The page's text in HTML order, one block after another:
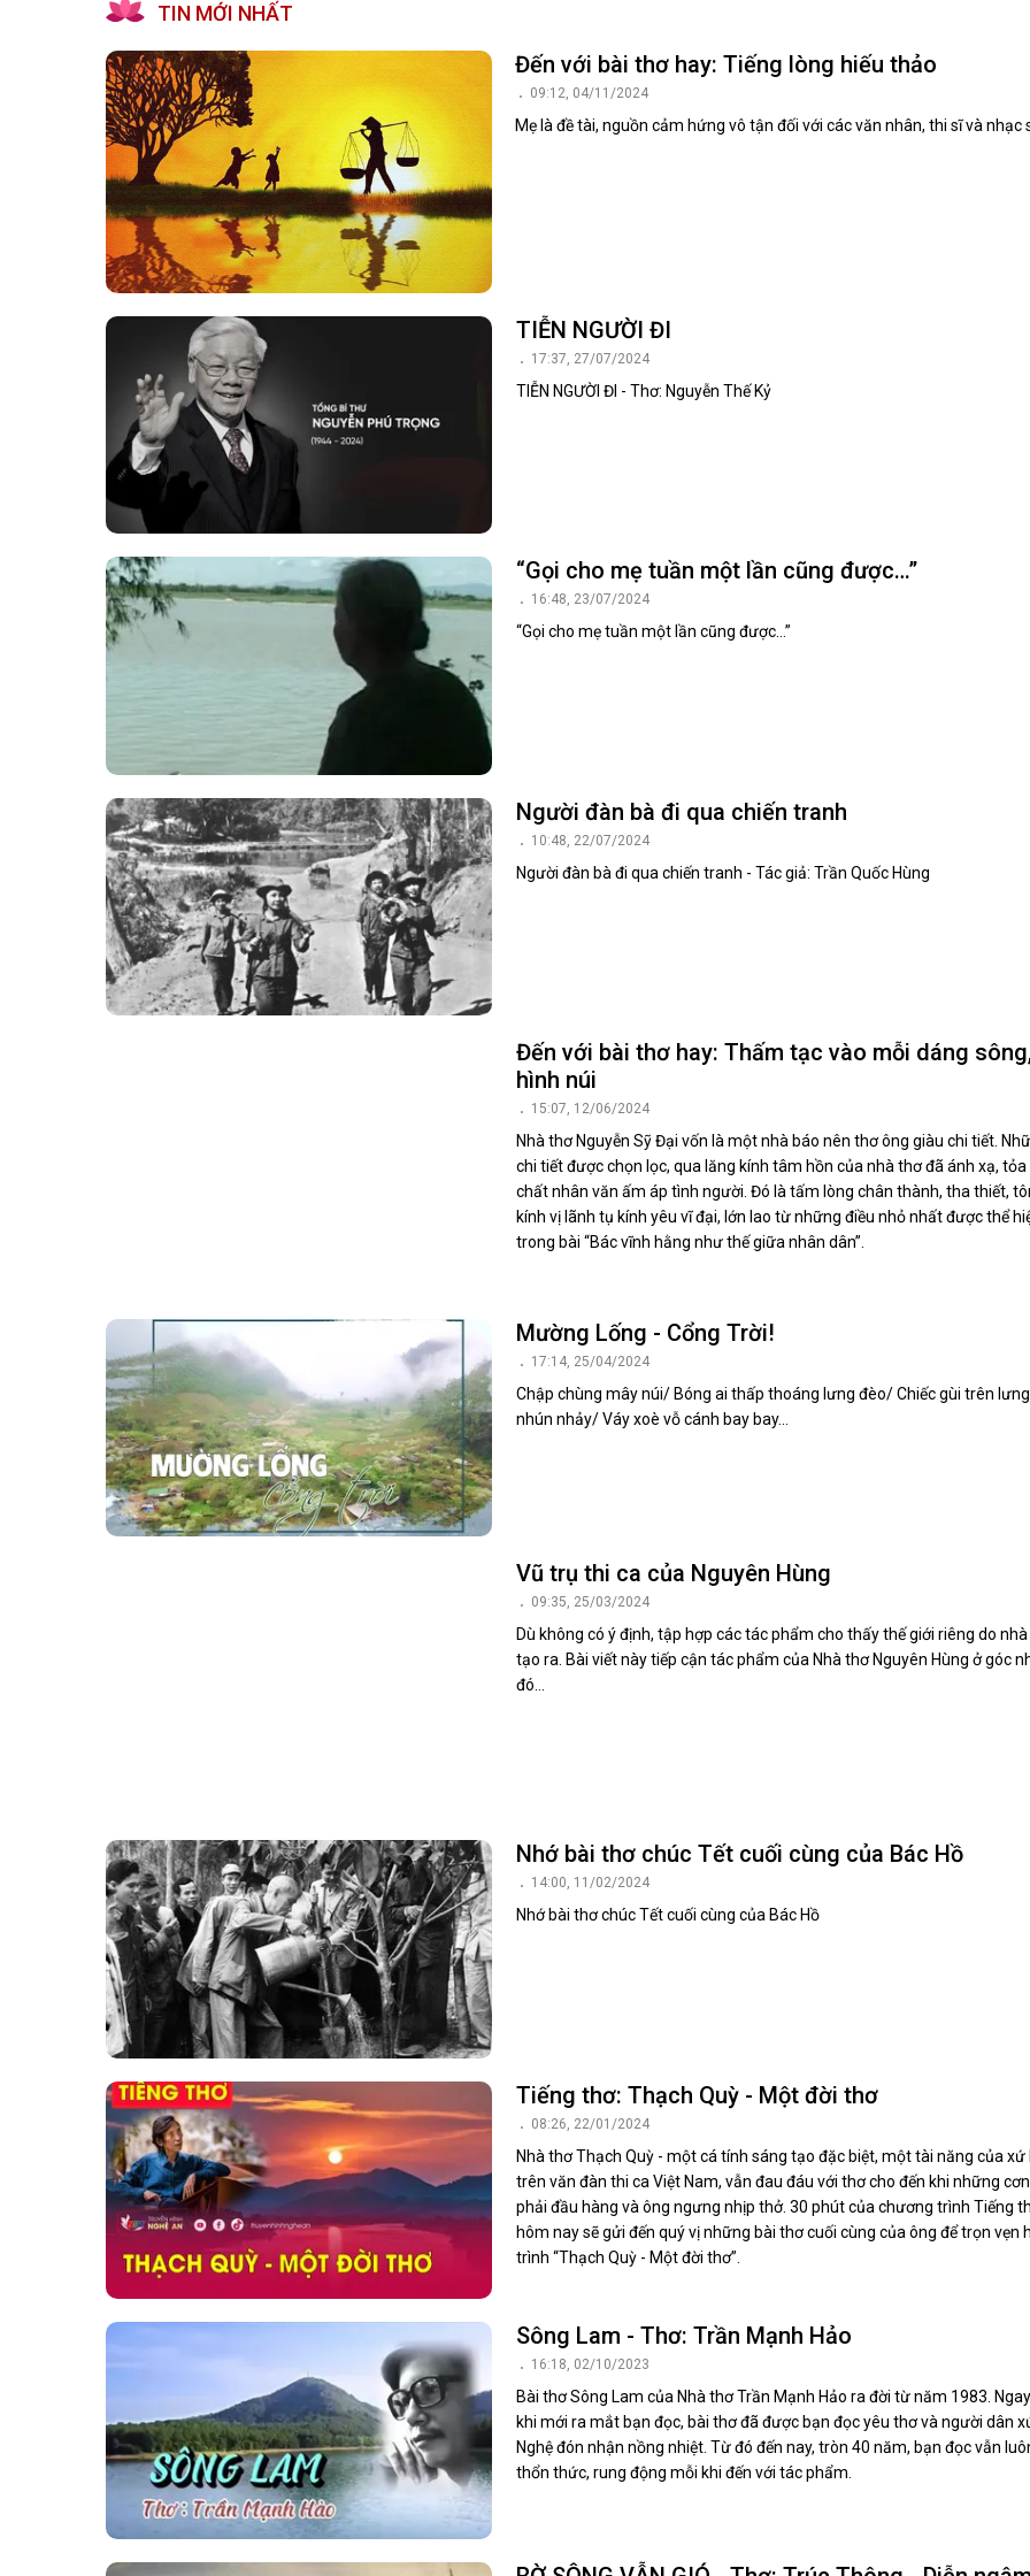
TIN MỚI NHẤT
Đến với bài thơ hay: Tiếng lòng hiếu thảo
09:12, 04/11/2024
Mẹ là đề tài, nguồn cảm hứng vô tận đối với các văn nhân, thi sĩ và nhạc
TIỄN NGƯỜI ĐI
17:37, 27/07/2024
TIỄN NGƯỜI ĐI - Thơ: Nguyễn Thế Kỷ
“Gọi cho mẹ tuần một lần cũng được…”
16:48, 23/07/2024
“Gọi cho mẹ tuần một lần cũng được…”
Người đàn bà đi qua chiến tranh
10:48, 22/07/2024
Người đàn bà đi qua chiến tranh - Tác giả: Trần Quốc Hùng
Đến với bài thơ hay: Thấm tạc vào mỗi dáng
hình núi
15:07, 12/06/2024
Nhà thơ Nguyễn Sỹ Đại vốn là một nhà báo nên thơ ông giàu chi tiết.
chi tiết được chọn lọc, qua lăng kính tâm hồn của nhà thơ đã ánh xạ, tỏa
chất nhân văn ấm áp tình người. Đó là tấm lòng chân thành, tha thiết,
kính vị lãnh tụ kính yêu vĩ đại, lớn lao từ những điều nhỏ nhất được thể
trong bài “Bác vĩnh hằng như thế giữa nhân dân”.
Mường Lống - Cổng Trời!
17:14, 25/04/2024
Chập chùng mây núi/ Bóng ai thấp thoáng lưng đèo/ Chiếc gùi trên lưng
nhún nhảy/ Váy xoè vỗ cánh bay bay…
Vũ trụ thi ca của Nguyên Hùng
09:35, 25/03/2024
Dù không có ý định, tập hợp các tác phẩm cho thấy thế giới riêng do
tạo ra. Bài viết này tiếp cận tác phẩm của Nhà thơ Nguyên Hùng ở góc
đó…
Nhớ bài thơ chúc Tết cuối cùng của Bác Hồ
14:00, 11/02/2024
Nhớ bài thơ chúc Tết cuối cùng của Bác Hồ
Tiếng thơ: Thạch Quỳ - Một đời thơ
08:26, 22/01/2024
Nhà thơ Thạch Quỳ - một cá tính sáng tạo đặc biệt, một tài năng của xứ
trên văn đàn thi ca Việt Nam, vẫn đau đáu với thơ cho đến khi những
phải đầu hàng và ông ngưng nhịp thở. 30 phút của chương trình Tiếng
hôm nay sẽ gửi đến quý vị những bài thơ cuối cùng của ông để trọn vẹn
trình “Thạch Quỳ - Một đời thơ”.
Sông Lam - Thơ: Trần Mạnh Hảo
16:18, 02/10/2023
Bài thơ Sông Lam của Nhà thơ Trần Mạnh Hảo ra đời từ năm 1983.
khi mới ra mắt bạn đọc, bài thơ đã được bạn đọc yêu thơ và người dân
Nghệ đón nhận nồng nhiệt. Từ đó đến nay, tròn 40 năm, bạn đọc vẫn
thổn thức, rung động mỗi khi đến với tác phẩm.